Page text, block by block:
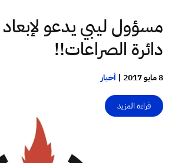
مسؤول ليبي يدعو
دائرة الصراعات!!
8 مايو 2017 | أخبار
قراءة المزيد